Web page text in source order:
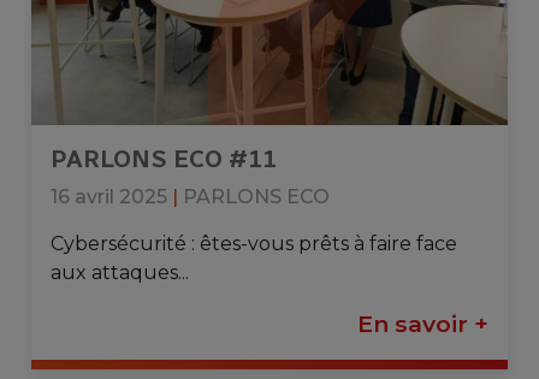
PARLONS ECO #11
16 avril 2025 | PARLONS ECO
Cybersécurité : êtes-vous prêts à faire face
aux attaques...
En savoir +